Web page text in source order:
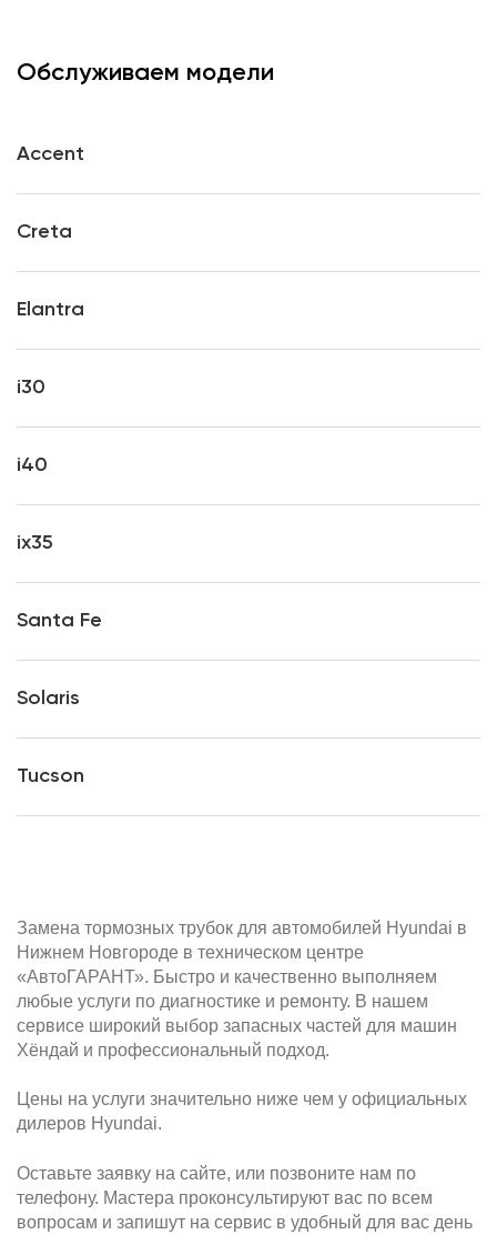
Обслуживаем модели
Accent
Creta
Elantra
i30
i40
ix35
Santa Fe
Solaris
Tucson
Замена тормозных трубок для автомобилей Hyundai в
Нижнем Новгороде в техническом центре
«АвтоГАРАНТ». Быстро и качественно выполняем
любые услуги по диагностике и ремонту. В нашем
сервисе широкий выбор запасных частей для машин
Хёндай и профессиональный подход.
Цены на услуги значительно ниже чем у официальных
дилеров Hyundai.
Оставьте заявку на сайте, или позвоните нам по
телефону. Мастера проконсультируют вас по всем
вопросам и запишут на сервис в удобный для вас день